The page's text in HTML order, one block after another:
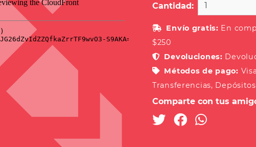
Cantidad:
Envío gratis: En
$250
Devoluciones:
Métodos de pago:
Transferencias,
Comparte con tus